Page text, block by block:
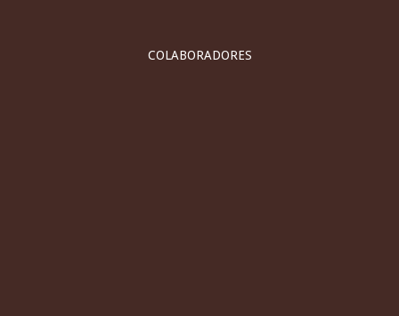
COLABORADORES